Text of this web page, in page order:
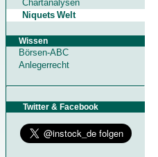
Chartanalysen
Niquets Welt
Wissen
Börsen-ABC
Anlegerrecht
Twitter & Facebook